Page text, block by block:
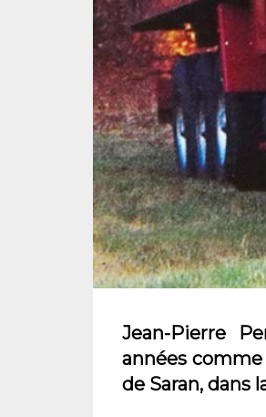
Jean-Pierre
années
de Saran, dans